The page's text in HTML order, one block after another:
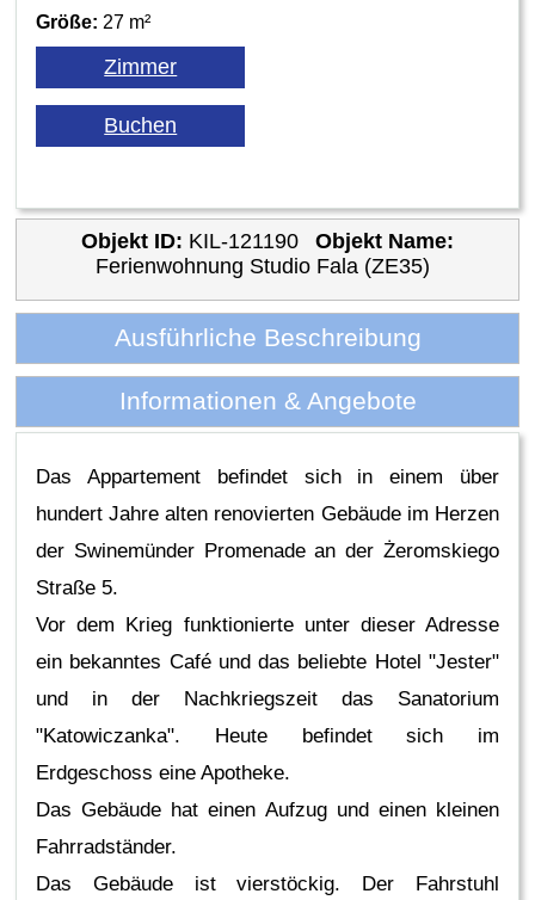
Größe: 27 m²
Objekt ID: KIL-121190
Objekt Name:
Ferienwohnung Studio Fala (ZE35)
Ausführliche Beschreibung
Informationen & Angebote
Das Appartement befindet sich in einem über
hundert Jahre alten renovierten Gebäude im Herzen
der Swinemünder Promenade an der Żeromskiego
Straße 5.
Vor dem Krieg funktionierte unter dieser Adresse
ein bekanntes Café und das beliebte Hotel "Jester"
und in der Nachkriegszeit das Sanatorium
"Katowiczanka". Heute befindet sich im
Erdgeschoss eine Apotheke.
Das Gebäude hat einen Aufzug und einen kleinen
Fahrradständer.
Das Gebäude ist vierstöckig. Der Fahrstuhl